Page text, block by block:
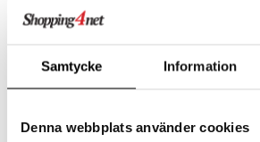
Samtycke Information
Denna webbplats använder cookies